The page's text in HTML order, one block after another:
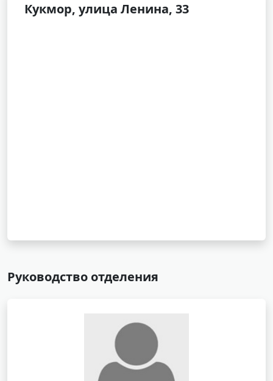
Кукмор, улица Ленина, 33
Руководство отделения